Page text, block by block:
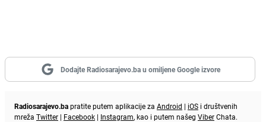
Dodajte Radiosarajevo.ba u omiljene Google izvore
Radiosarajevo.bapratite putem aplikacije za Android | iOS i društvenih
mreža Twitter | Facebook | Instagram, kao i putem našeg ViberChata.